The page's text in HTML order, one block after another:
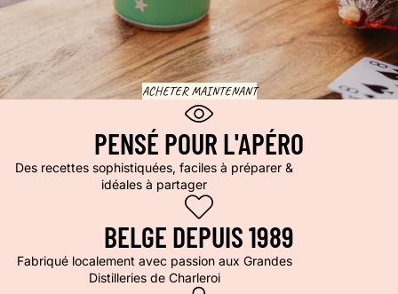
ACHETER MAINTENANT
PENSÉ POUR L'APÉRO
Des recettes sophistiquées, faciles à préparer &
idéales à partager
BELGE DEPUIS 1989
Fabriqué localement avec passion aux Grandes
Distilleries de Charleroi